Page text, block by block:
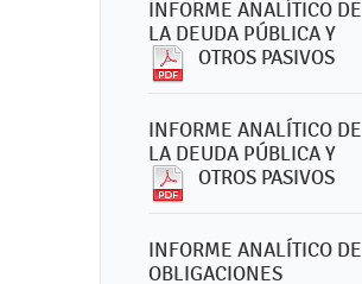
INFORME ANALÍTICO DE
LA DEUDA PÚBLICA Y
OTROS PASIVOS
INFORME ANALÍTICO DE
LA DEUDA PÚBLICA Y
OTROS PASIVOS
INFORME ANALÍTICO DE
OBLIGACIONES